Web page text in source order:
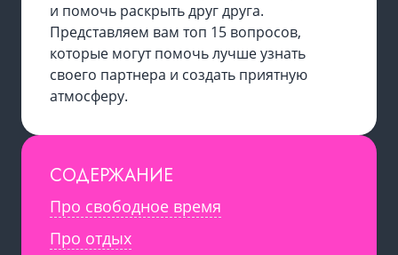
и помочь раскрыть друг друга.
Представляем вам топ 15 вопросов,
которые могут помочь лучше узнать
своего партнера и создать приятную
атмосферу.
СОДЕРЖАНИЕ
Про свободное время
Про отдых